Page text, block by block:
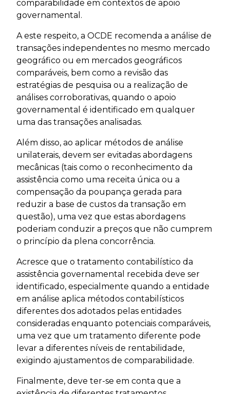
comparabilidade em contextos de apoio
governamental.
A este respeito, a OCDE recomenda a análise de
transações independentes no mesmo mercado
geográfico ou em mercados geográficos
comparáveis, bem como a revisão das
estratégias de pesquisa ou a realização de
análises corroborativas, quando o apoio
governamental é identificado em qualquer
uma das transações analisadas.
Além disso, ao aplicar métodos de análise
unilaterais, devem ser evitadas abordagens
mecânicas (tais como o reconhecimento da
assistência como uma receita única ou a
compensação da poupança gerada para
reduzir a base de custos da transação em
questão), uma vez que estas abordagens
poderiam conduzir a preços que não cumprem
o princípio da plena concorrência.
Acresce que o tratamento contabilístico da
assistência governamental recebida deve ser
identificado, especialmente quando a entidade
em análise aplica métodos contabilísticos
diferentes dos adotados pelas entidades
consideradas enquanto potenciais comparáveis,
uma vez que um tratamento diferente pode
levar a diferentes níveis de rentabilidade,
exigindo ajustamentos de comparabilidade.
Finalmente, deve ter-se em conta que a